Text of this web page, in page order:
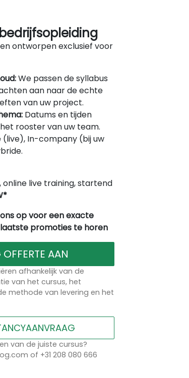
ontworpen exclusief voor
We passen de syllabus
aan naar de echte
van uw project.
Datums en tijden
rooster van uw team.
In-company (bij uw
online live training, startend
op voor een exacte
promoties te horen
AAN
afhankelijk van de
van het cursus, het
methode van levering en het
van de juiste cursus?
of +31 208 080 666